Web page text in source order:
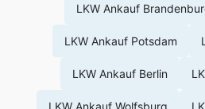
LKW Ankauf
LKW Ankauf Potsdam
LKW Ankauf Berlin
LKW Ankauf Wolfsburg